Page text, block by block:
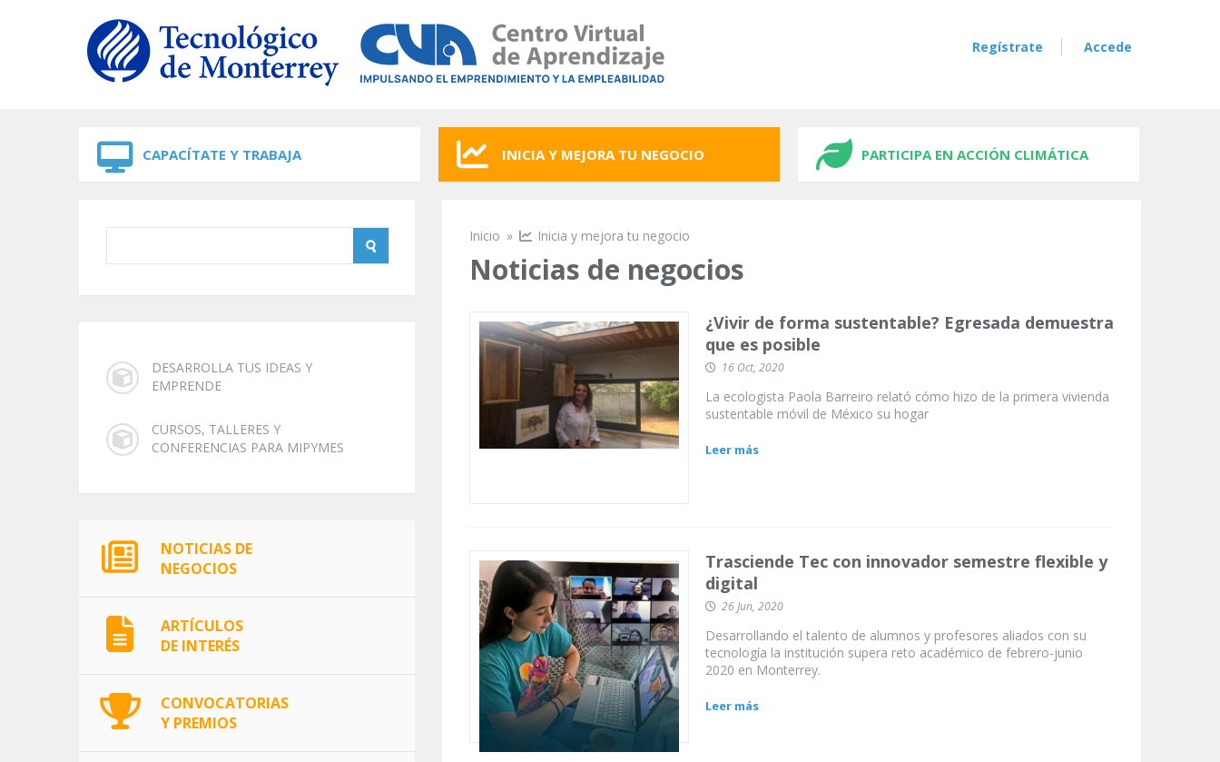
Regístrate Accede
CAPACÍTATE Y TRABAJA INICIA Y MEJORA TU NEGOCIO PARTICIPA EN ACCIÓN CLIMÁTICA
DESARROLLA TUS IDEAS Y
EMPRENDE
CURSOS, TALLERES Y
CONFERENCIAS PARA MIPYMES
NOTICIAS DE
NEGOCIOS
ARTÍCULOS
DE INTERÉS
CONVOCATORIAS
Y PREMIOS
Se encuentra usted aquí
Inicio » Inicia y mejora tu negocio
Noticias de negocios
¿Vivir de forma sustentable? Egresada demuestra
que es posible
16 Oct, 2020
La ecologista Paola Barreiro relató cómo hizo de la primera vivienda
sustentable móvil de México su hogar
Leer más
Trasciende Tec con innovador semestre flexible y
digital
26 Jun, 2020
Desarrollando el talento de alumnos y profesores aliados con su
tecnología la institución supera reto académico de febrero-junio
2020 en Monterrey.
Leer más